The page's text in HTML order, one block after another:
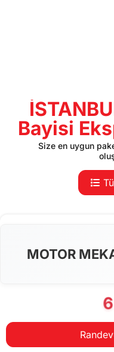
Bayisi
Size en uygun
MOTOR